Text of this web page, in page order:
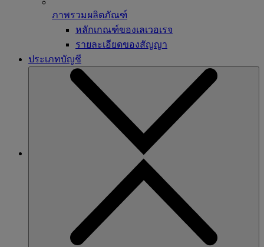
ภาพรวมผลิตภัณฑ์
หลักเกณฑ์ของเลเวอเรจ
รายละเอียดของสัญญา
ประเภทบัญชี